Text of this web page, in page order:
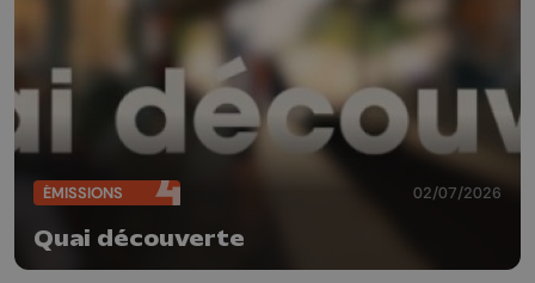
ÉMISSIONS 02/07/2026
Quai découverte